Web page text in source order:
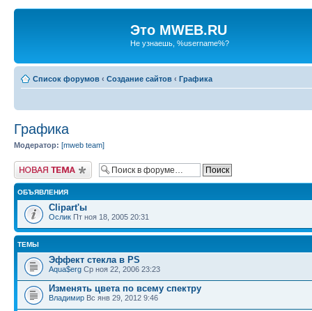
Это MWEB.RU
Не узнаешь, %username%?
Список форумов ‹ Создание сайтов ‹ Графика
Графика
Модератор: [mweb team]
Новая тема
ОБЪЯВЛЕНИЯ
Clipart'ы
Ослик Пт ноя 18, 2005 20:31
ТЕМЫ
Эффект стекла в PS
Aqua$erg Ср ноя 22, 2006 23:23
Изменять цвета по всему спектру
Владимир Вс янв 29, 2012 9:46